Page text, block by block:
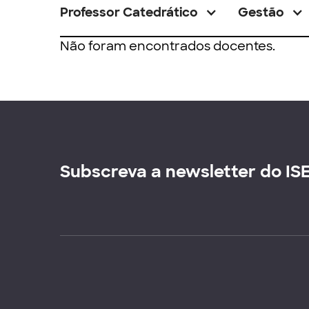
Professor Catedrático Gestão
Não foram encontrados docentes.
Subscreva a newsletter do